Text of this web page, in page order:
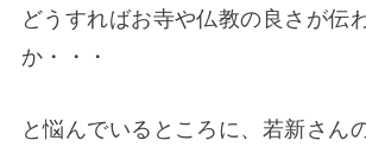
どうすればお寺や仏教の良さが伝
か・・・
と悩んでいるところに、若新さん